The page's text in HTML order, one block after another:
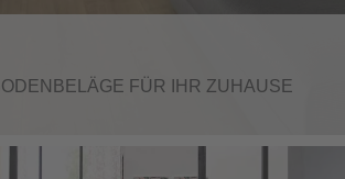
FÜR IHR ZUHAUSE